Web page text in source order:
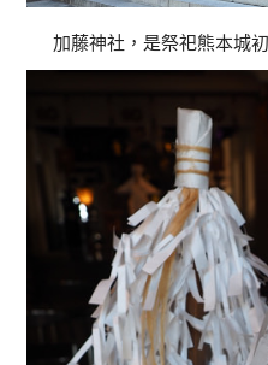
加藤神社，是祭祀熊本城